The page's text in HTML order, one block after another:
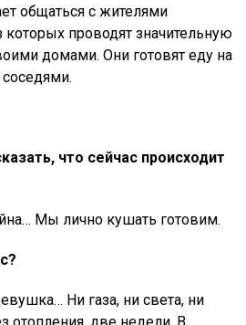
общаться с жителями
которых проводят значительную
домами. Они готовят еду на
что сейчас происходит
Мы лично кушать готовим.
Ни газа, ни света, ни